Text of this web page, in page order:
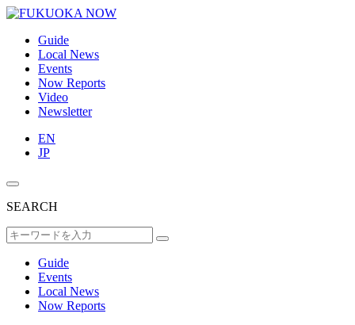
Guide
Local News
Events
Now Reports
Video
Newsletter
EN
JP
SEARCH
Guide
Events
Local News
Now Reports